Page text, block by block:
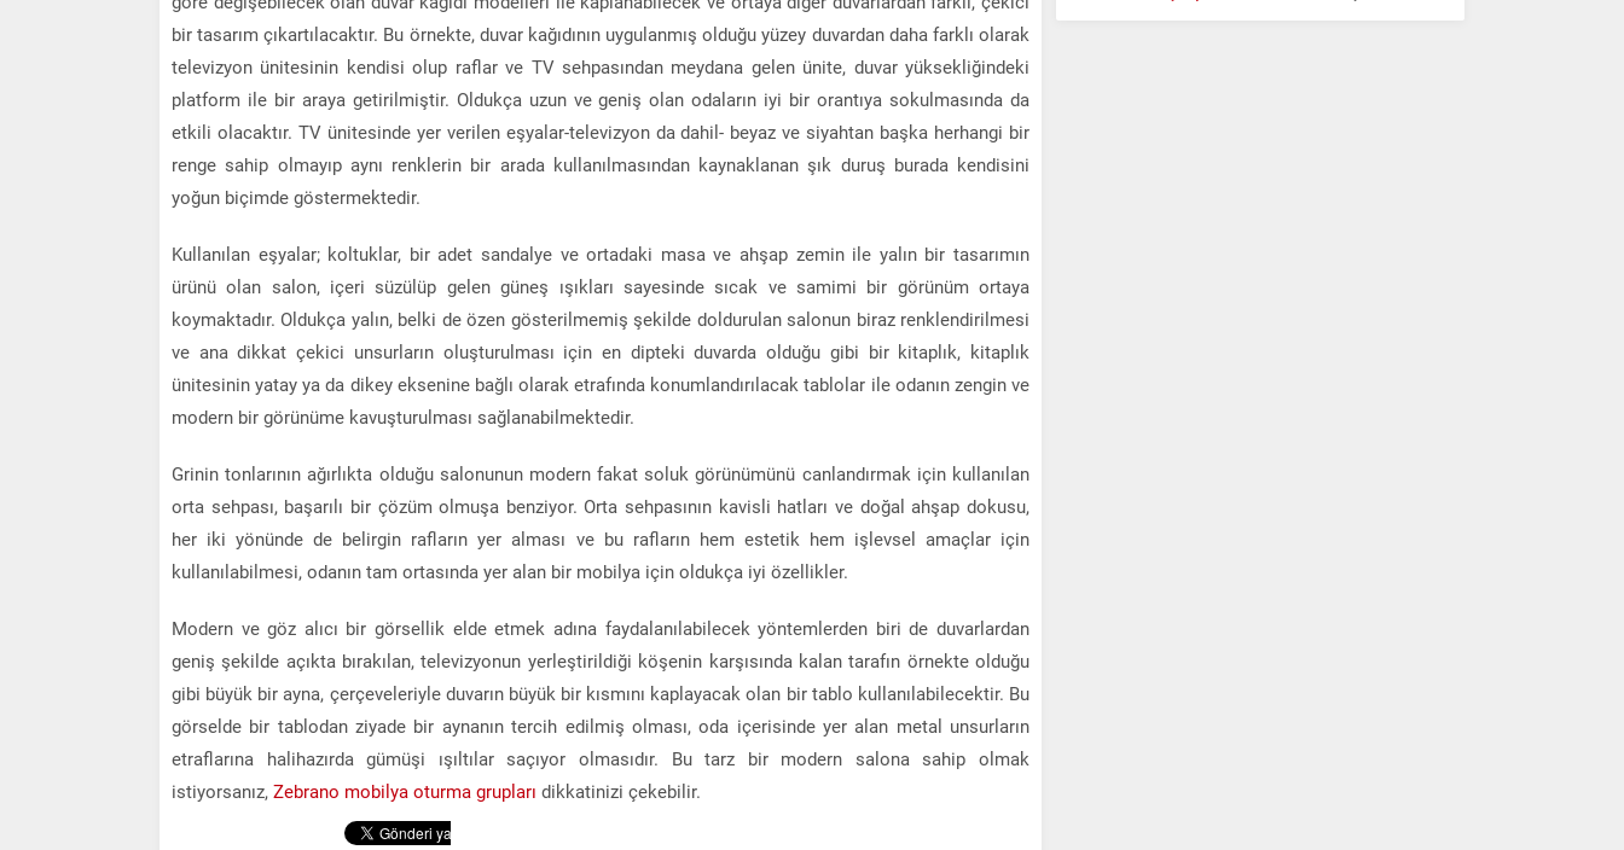
bir tasarım çıkartılacaktır. Bu örnekte, duvar kağıdının uygulanmış olduğu yüzey duvardan daha farklı olarak
televizyon ünitesinin kendisi olup raflar ve TV sehpasından meydana gelen ünite, duvar yüksekliğindeki
platform ile bir araya getirilmiştir. Oldukça uzun ve geniş olan odaların iyi bir orantıya sokulmasında da
etkili olacaktır. TV ünitesinde yer verilen eşyalar-televizyon da dahil- beyaz ve siyahtan başka herhangi bir
renge sahip olmayıp aynı renklerin bir arada kullanılmasından kaynaklanan şık duruş burada kendisini
yoğun biçimde göstermektedir.
Kullanılan eşyalar; koltuklar, bir adet sandalye ve ortadaki masa ve ahşap zemin ile yalın bir tasarımın
ürünü olan salon, içeri süzülüp gelen güneş ışıkları sayesinde sıcak ve samimi bir görünüm ortaya
koymaktadır. Oldukça yalın, belki de özen gösterilmemiş şekilde doldurulan salonun biraz renklendirilmesi
ve ana dikkat çekici unsurların oluşturulması için en dipteki duvarda olduğu gibi bir kitaplık, kitaplık
ünitesinin yatay ya da dikey eksenine bağlı olarak etrafında konumlandırılacak tablolar ile odanın zengin ve
modern bir görünüme kavuşturulması sağlanabilmektedir.
Grinin tonlarının ağırlıkta olduğu salonunun modern fakat soluk görünümünü canlandırmak için kullanılan
orta sehpası, başarılı bir çözüm olmuşa benziyor. Orta sehpasının kavisli hatları ve doğal ahşap dokusu,
her iki yönünde de belirgin rafların yer alması ve bu rafların hem estetik hem işlevsel amaçlar için
kullanılabilmesi, odanın tam ortasında yer alan bir mobilya için oldukça iyi özellikler.
Modern ve göz alıcı bir görsellik elde etmek adına faydalanılabilecek yöntemlerden biri de duvarlardan
geniş şekilde açıkta bırakılan, televizyonun yerleştirildiği köşenin karşısında kalan tarafın örnekte olduğu
gibi büyük bir ayna, çerçeveleriyle duvarın büyük bir kısmını kaplayacak olan bir tablo kullanılabilecektir. Bu
görselde bir tablodan ziyade bir aynanın tercih edilmiş olması, oda içerisinde yer alan metal unsurların
etraflarına halihazırda gümüşi ışıltılar saçıyor olmasıdır. Bu tarz bir modern salona sahip olmak
istiyorsanız, Zebrano mobilya oturma grupları dikkatinizi çekebilir.